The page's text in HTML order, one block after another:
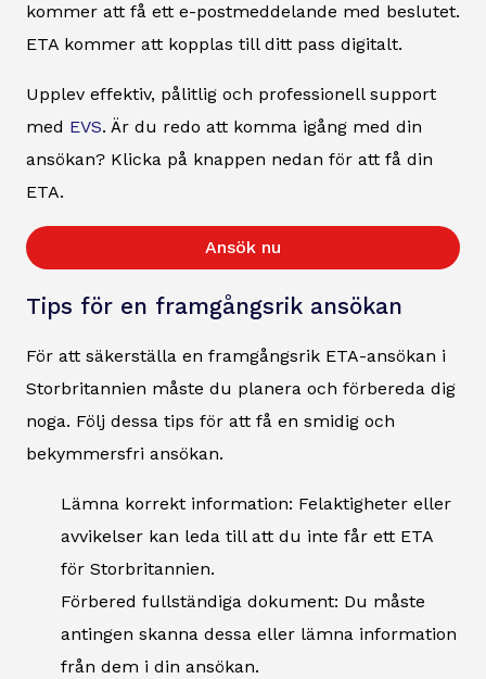
kommer att få ett e-postmeddelande med beslutet.
ETA kommer att kopplas till ditt pass digitalt.
Upplev effektiv, pålitlig och professionell support
med EVS. Är du redo att komma igång med din
ansökan? Klicka på knappen nedan för att få din
ETA.
Ansök nu
Tips för en framgångsrik ansökan
För att säkerställa en framgångsrik ETA-ansökan i
Storbritannien måste du planera och förbereda dig
noga. Följ dessa tips för att få en smidig och
bekymmersfri ansökan.
Lämna korrekt information: Felaktigheter eller
avvikelser kan leda till att du inte får ett ETA
för Storbritannien.
Förbered fullständiga dokument: Du måste
antingen skanna dessa eller lämna information
från dem i din ansökan.